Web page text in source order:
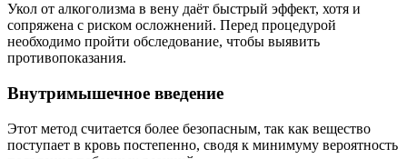
Укол от алкоголизма в вену даёт быстрый эффект, хотя и
сопряжена с риском осложнений. Перед процедурой
необходимо пройти обследование, чтобы выявить
противопоказания.
Внутримышечное введение
Этот метод считается более безопасным, так как вещество
поступает в кровь постепенно, сводя к минимуму вероятность